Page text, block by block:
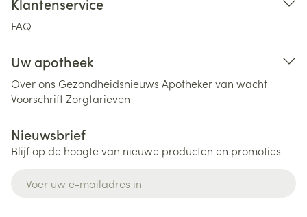
FAQ
Uw apotheek
Over ons Gezondheidsnieuws Apotheker van wacht
VoorschriftZorgtarieven
Nieuwsbrief
Blijf op de hoogte van nieuwe producten en promoties